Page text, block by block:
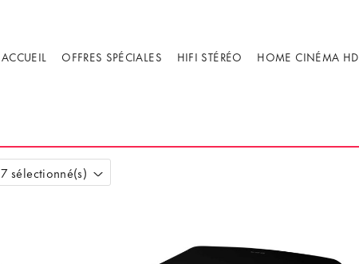
ACCUEIL OFFRES SPÉCIALES HIFI STÉRÉO HOME CINÉMA HD
7 sélectionné(s)